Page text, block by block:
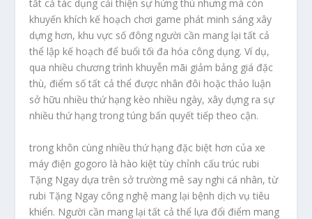
tất cả tác dụng cải thiện sự hứng thú nhưng mà còn
khuyến khích kế hoạch chơi game phát minh sáng xây
dựng hơn, khu vực số đông người cần mang lại tất cả
thể lập kế hoạch để buổi tối đa hóa công dụng. Ví dụ,
qua nhiều chương trình khuyễn mãi giảm bảng giá đặc
thù, điểm số tất cả thể được nhân đôi hoặc thảo luận
sở hữu nhiều thứ hạng kèo nhiều ngày, xây dựng ra sự
nhiều thứ hạng trong túng bấn quyết tiếp theo cận.
trong khôn cùng nhiều thứ hạng đặc biệt hơn của xe
máy điện gogoro là hào kiệt tùy chỉnh cấu trúc rubi
Tặng Ngay dựa trên sở trường mê say nghi cá nhân, từ
rubi Tặng Ngay công nghệ mang lại bệnh dịch vụ tiêu
khiển. Người cần mang lại tất cả thể lựa đổi điểm mang